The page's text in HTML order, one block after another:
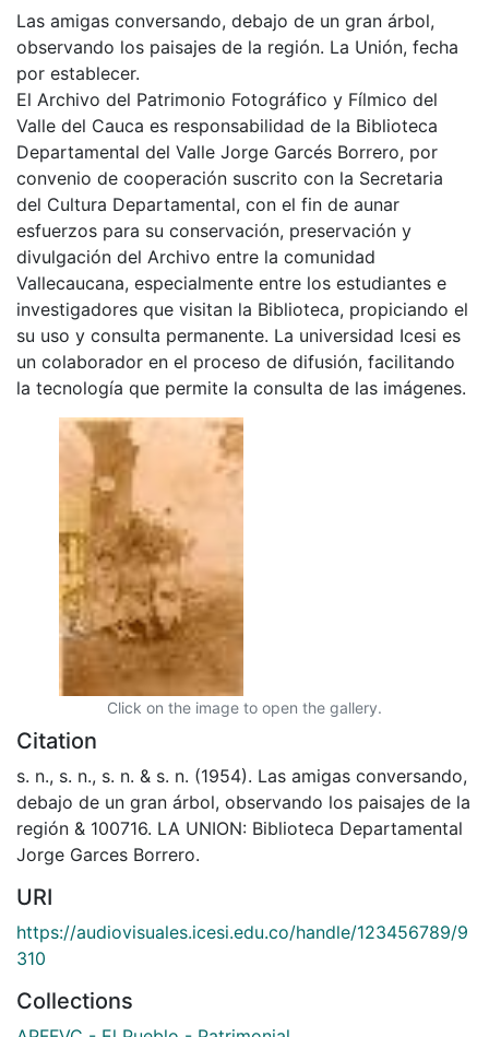
Las amigas conversando, debajo de un gran árbol,
observando los paisajes de la región. La Unión, fecha
por establecer.
El Archivo del Patrimonio Fotográfico y Fílmico del
Valle del Cauca es responsabilidad de la Biblioteca
Departamental del Valle Jorge Garcés Borrero, por
convenio de cooperación suscrito con la Secretaria
del Cultura Departamental, con el fin de aunar
esfuerzos para su conservación, preservación y
divulgación del Archivo entre la comunidad
Vallecaucana, especialmente entre los estudiantes e
investigadores que visitan la Biblioteca, propiciando el
su uso y consulta permanente. La universidad Icesi es
un colaborador en el proceso de difusión, facilitando
la tecnología que permite la consulta de las imágenes.
Click on the image to open the gallery.
Citation
s. n., s. n., s. n. & s. n. (1954). Las amigas conversando,
debajo de un gran árbol, observando los paisajes de la
región & 100716. LA UNION: Biblioteca Departamental
Jorge Garces Borrero.
URI
https://audiovisuales.icesi.edu.co/handle/123456789/9
310
Collections